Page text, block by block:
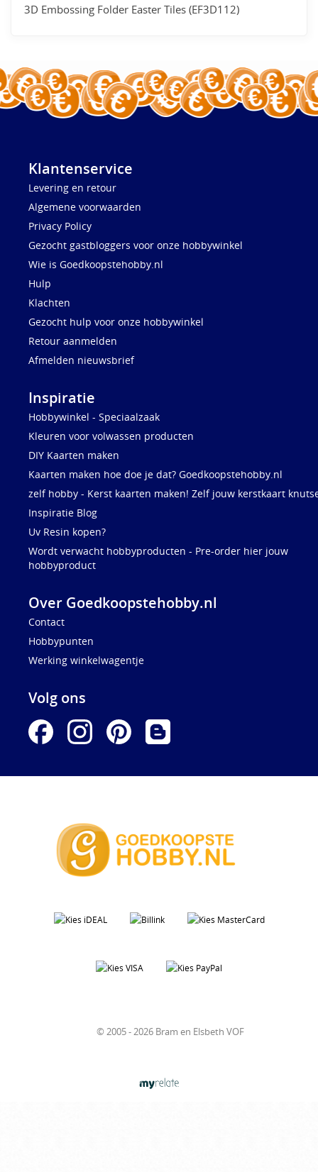
3D Embossing Folder Easter Tiles (EF3D112)
Klantenservice
Levering en retour
Algemene voorwaarden
Privacy Policy
Gezocht gastbloggers voor onze hobbywinkel
Wie is Goedkoopstehobby.nl
Hulp
Klachten
Gezocht hulp voor onze hobbywinkel
Retour aanmelden
Afmelden nieuwsbrief
Inspiratie
Hobbywinkel - Speciaalzaak
Kleuren voor volwassen producten
DIY Kaarten maken
Kaarten maken hoe doe je dat? Goedkoopstehobby.nl
zelf hobby - Kerst kaarten maken! Zelf jouw kerstkaart
Inspiratie Blog
Uv Resin kopen?
Wordt verwacht hobbyproducten - Pre-order hier jouw
hobbyproduct
Over Goedkoopstehobby.nl
Contact
Hobbypunten
Werking winkelwagentje
Volg ons
© 2005 - 2026 Bram en Elsbeth VOF